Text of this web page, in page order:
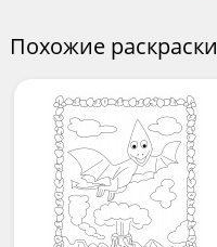
Похожие раскраски